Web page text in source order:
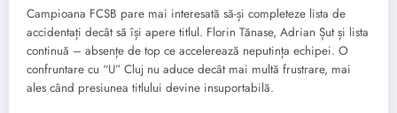
Campioana FCSB pare mai interesată să-și completeze lista de
accidentați decât să își apere titlul. Florin Tănase, Adrian Șut și lista
continuă – absențe de top ce accelerează neputința echipei. O
confruntare cu “U” Cluj nu aduce decât mai multă frustrare, mai
ales când presiunea titlului devine insuportabilă.